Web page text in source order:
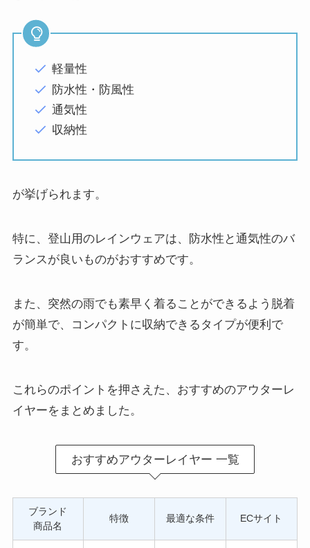
軽量性
防水性・防風性
通気性
収納性
が挙げられます。
特に、登山用のレインウェアは、防水性と通気性のバ
ランスが良いものがおすすめです。
また、突然の雨でも素早く着ることができるよう脱着
が簡単で、コンパクトに収納できるタイプが便利で
す。
これらのポイントを押さえた、おすすめのアウターレ
イヤーをまとめました。
おすすめアウターレイヤー 一覧
ブランド
商品名
特徴 最適な条件 ECサイト